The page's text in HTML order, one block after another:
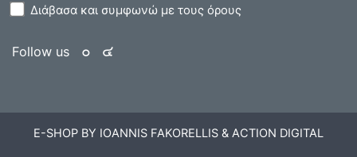
Διάβασα και συμφωνώ με τους όρους
Follow us
E-SHOP BY IOANNIS FAKORELLIS & ACTION DIGITAL